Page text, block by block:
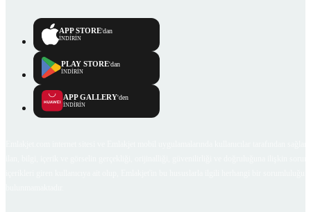
APP STORE'dan
İNDİRİN
PLAY STORE'dan
İNDİRİN
APP GALLERY'den
İNDİRİN